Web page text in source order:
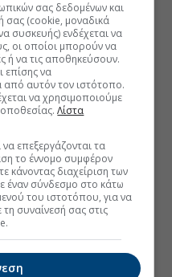
σας δεδομένων και
σας (cookie, μοναδικά
συσκευής) ενδέχεται να
οι οποίοι μπορούν να
να τις αποθηκεύσουν.
επίσης να
από αυτόν τον ιστότοπο.
να χρησιμοποιούμε
Λίστα
επεξεργάζονται τα
το έννομο συμφέρον
κάνοντας διαχείριση των
έναν σύνδεσμο στο κάτω
του ιστοτόπου, για να
τη συναίνεσή σας στις